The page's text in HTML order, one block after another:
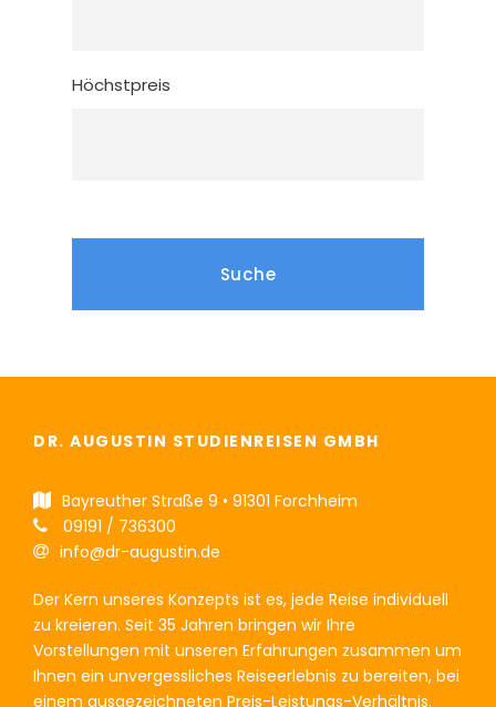
Höchstpreis
DR. AUGUSTIN STUDIENREISEN GMBH
Bayreuther Straße 9 • 91301 Forchheim
09191 / 736300
info@dr-augustin.de
Der Kern unseres Konzepts ist es, jede Reise individuell
zu kreieren. Seit 35 Jahren bringen wir Ihre
Vorstellungen mit unseren Erfahrungen zusammen um
Ihnen ein unvergessliches Reiseerlebnis zu bereiten, bei
einem ausgezeichneten Preis-Leistungs-Verhältnis.